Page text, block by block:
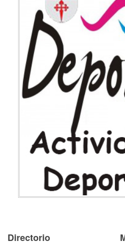
Directorio